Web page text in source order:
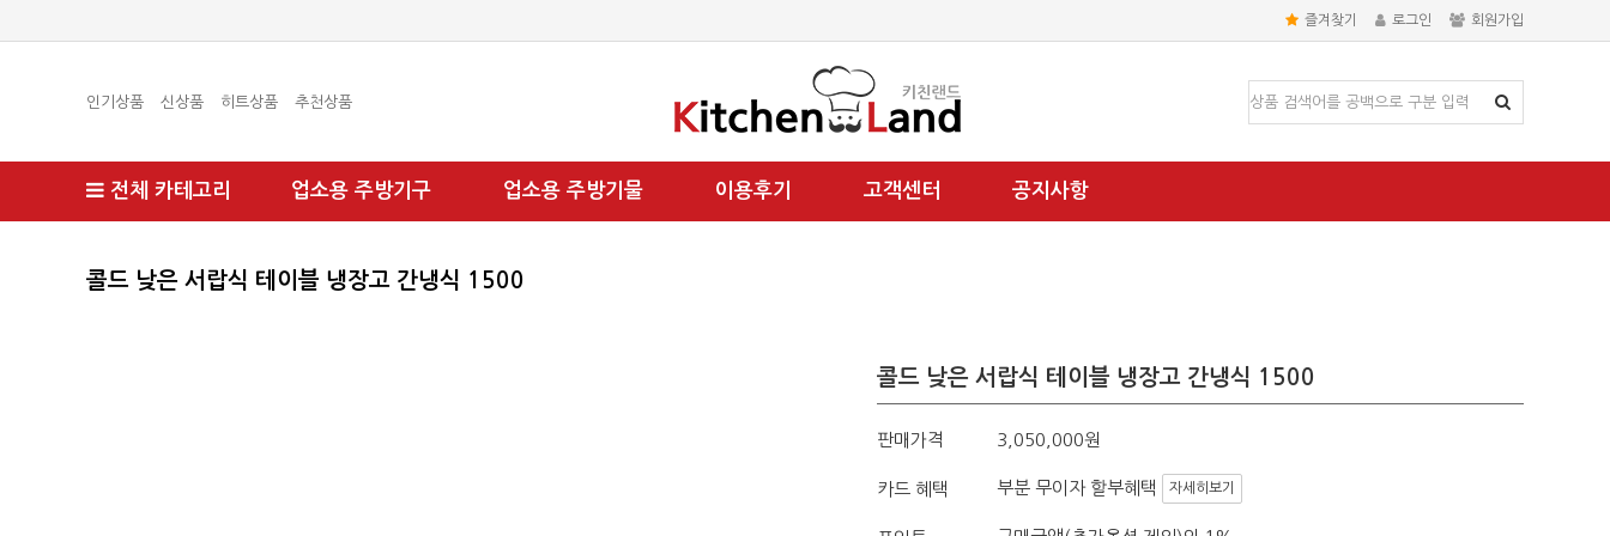
즐겨찾기 로그인 회원가입
인기상품 신상품 히트상품 추천상품
전체 카테고리 업소용 주방기구 업소용 주방기물 이용후기 고객센터 공지사항
콜드 낮은 서랍식 테이블 냉장고 간냉식 1500
콜드 낮은 서랍식 테이블 냉장고 간냉식 1500
판매가격 3,050,000원
카드 혜택 부분 무이자 할부혜택 자세히보기